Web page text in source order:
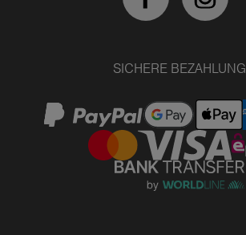
SICHERE BEZAHLUNG